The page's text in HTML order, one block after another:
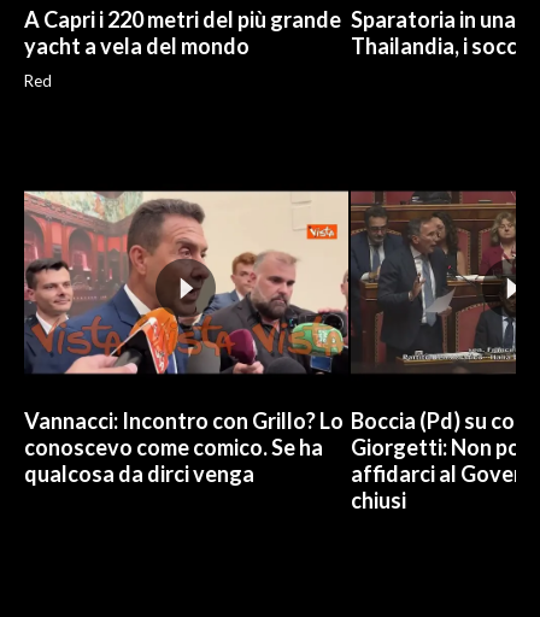
A Capri i 220 metri del più grande
yacht a vela del mondo
Red
Sparatoria in una
Thailandia, i
Vannacci: Incontro con Grillo? Lo
conoscevo come comico. Se ha
qualcosa da dirci venga
Boccia (Pd) su
Giorgetti: Non
affidarci al
chiusi